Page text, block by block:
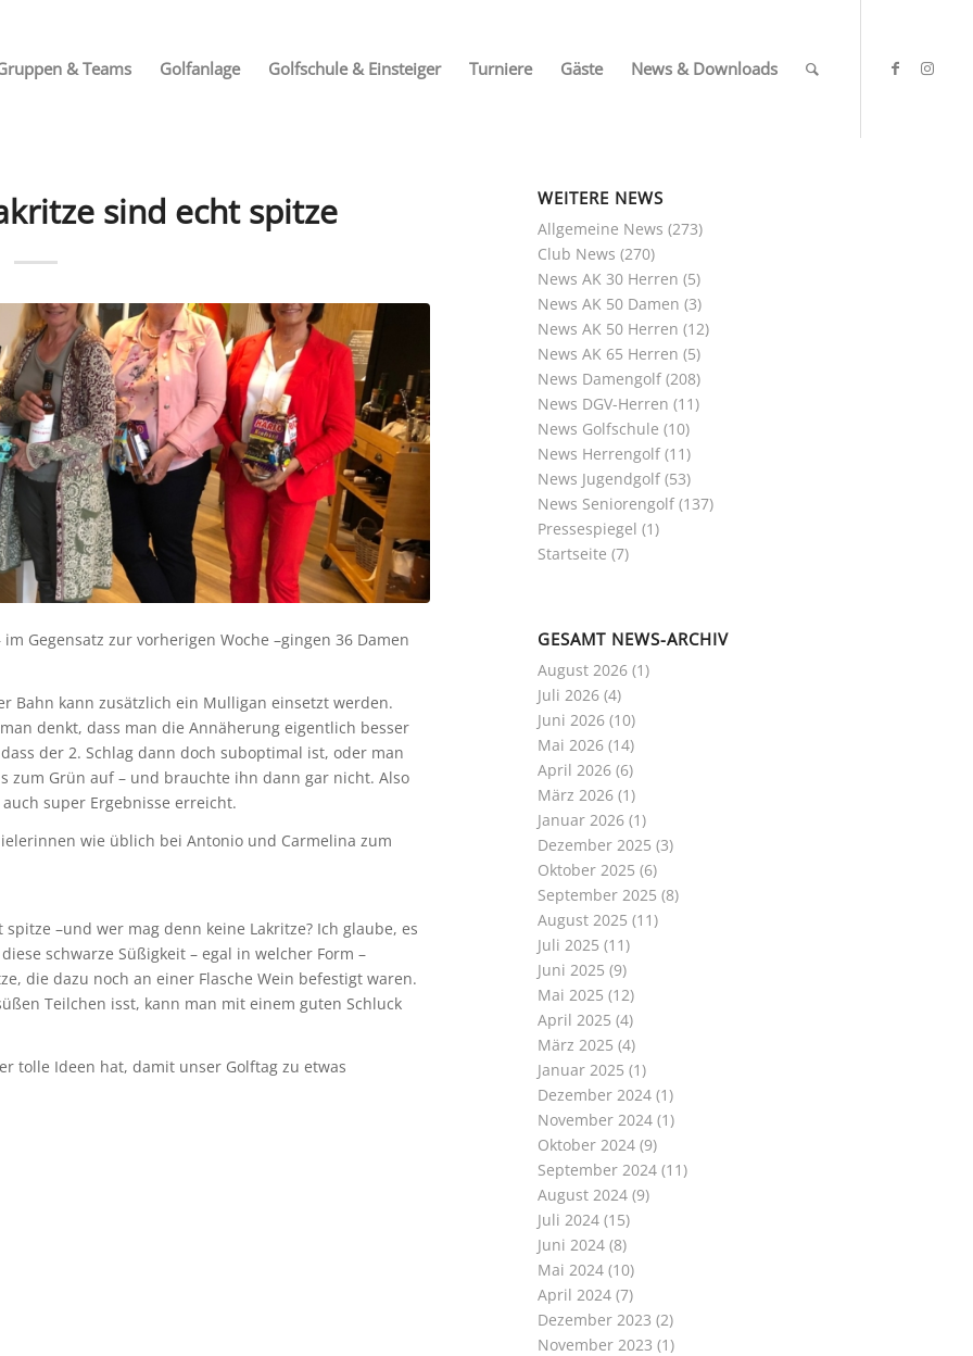
& Teams Golfanlage Golfschule & Einsteiger Turniere Gäste News & Downloads
sind echt spitze
Gegensatz zur vorherigen Woche –gingen 36 Damen
Bahn kann zusätzlich ein Mulligan einsetzt werden.
denkt, dass man die Annäherung eigentlich besser
der 2. Schlag dann doch suboptimal ist, oder man
zum Grün auf – und brauchte ihn dann gar nicht. Also
super Ergebnisse erreicht.
wie üblich bei Antonio und Carmelina zum
–und wer mag denn keine Lakritze? Ich glaube, es
schwarze Süßigkeit – egal in welcher Form –
die dazu noch an einer Flasche Wein befestigt waren.
Teilchen isst, kann man mit einem guten Schluck
tolle Ideen hat, damit unser Golftag zu etwas
WEITERE NEWS
Allgemeine News (273)
Club News (270)
News AK 30 Herren (5)
News AK 50 Damen (3)
News AK 50 Herren (12)
News AK 65 Herren (5)
News Damengolf(208)
News DGV-Herren (11)
News Golfschule (10)
News Herrengolf(11)
News Jugendgolf(53)
News Seniorengolf(137)
Pressespiegel (1)
Startseite (7)
GESAMT NEWS-ARCHIV
August 2026(1)
Juli 2026(4)
Juni 2026(10)
Mai 2026(14)
April 2026(6)
März 2026(1)
Januar 2026(1)
Dezember 2025 (3)
Oktober 2025 (6)
September 2025 (8)
August 2025 (11)
Juli 2025 (11)
Juni 2025 (9)
Mai 2025 (12)
April 2025 (4)
März 2025 (4)
Januar 2025 (1)
Dezember 2024(1)
November 2024(1)
Oktober 2024(9)
September 2024(11)
August 2024(9)
Juli 2024(15)
Juni 2024(8)
Mai 2024(10)
April 2024(7)
Dezember 2023 (2)
November 2023 (1)